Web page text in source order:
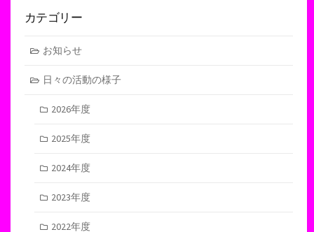
カテゴリー
お知らせ
日々の活動の様子
2026年度
2025年度
2024年度
2023年度
2022年度